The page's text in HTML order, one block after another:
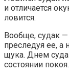
и отличается
ловится.
Вообще, судак
преследуя ее, а
щука. Днем
состоянии покоя.